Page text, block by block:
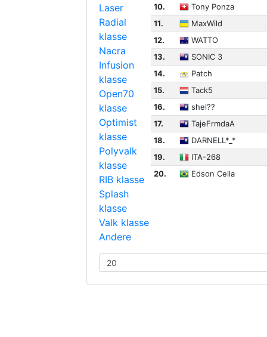
Laser
Radial
klasse
Nacra
Infusion
klasse
Open70
klasse
Optimist
klasse
Polyvalk
klasse
RIB klasse
Splash
klasse
Valk klasse
Andere
10.
Tony Ponza
11.
MaxWild
12.
WATTO
13.
SONIC 3
14.
Patch
15.
Tack5
16.
shel??
17.
TajeFrmdaA
18.
DARNELL*_*
19.
ITA-268
20.
Edson Cella